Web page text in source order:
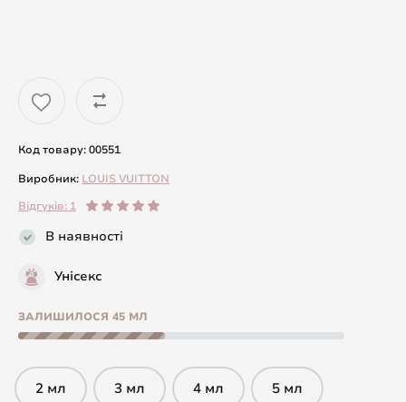
Код товару: 00551
Виробник: LOUIS VUITTON
Відгуків: 1
В наявності
Унісекс
ЗАЛИШИЛОСЯ 45 МЛ
2 мл 3 мл 4 мл 5 мл